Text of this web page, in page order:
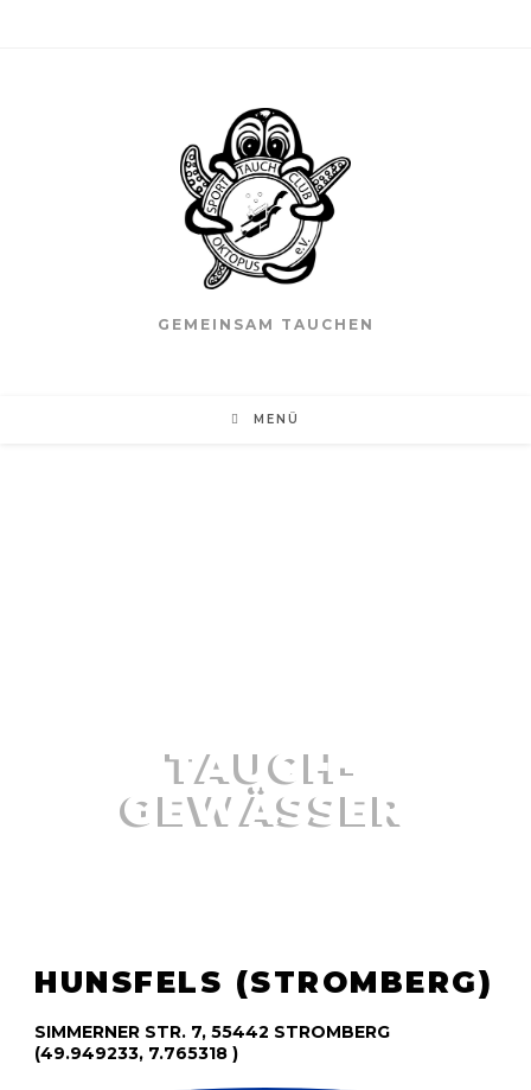
GEMEINSAM TAUCHEN
MENÜ
TAUCH-
GEWÄSSER
HUNSFELS (STROMBERG)
SIMMERNER STR. 7, 55442 STROMBERG
(49.949233, 7.765318 )